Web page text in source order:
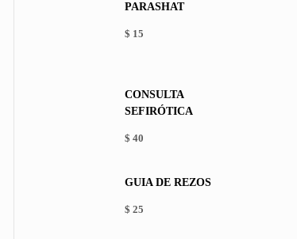
PARASHAT
$ 15
multiple
variants.
options
be
on
CONSULTA
SEFIRÓTICA
$ 40
GUÍA DE REZOS
$ 25